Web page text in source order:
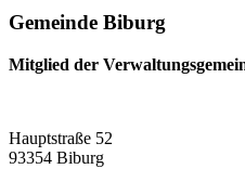
Gemeinde Biburg
Mitglied der
Hauptstraße 52
93354 Biburg